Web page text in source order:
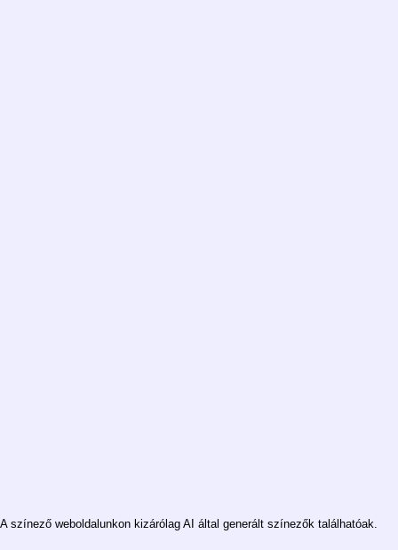
A színező weboldalunkon kizárólag AI által generált színezők találhatóak.